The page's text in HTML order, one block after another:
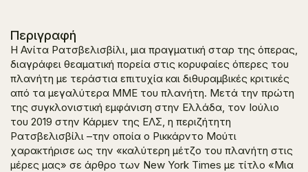
Περιγραφή
Η Ανίτα Ρατσβελισβίλι, μια πραγματική σταρ της όπερας,
διαγράφει θεαματική πορεία στις κορυφαίες όπερες του
πλανήτη με τεράστια επιτυχία και διθυραμβικές κριτικές
από τα μεγαλύτερα ΜΜΕ του πλανήτη. Μετά την πρώτη
της συγκλονιστική εμφάνιση στην Ελλάδα, τον Ιούλιο
του 2019 στην Κάρμεν της ΕΛΣ, η περιζήτητη
Ρατσβελισβίλι –την οποία ο Ρικκάρντο Μούτι
χαρακτήρισε ως την «καλύτερη μέτζο του πλανήτη στις
μέρες μας» σε άρθρο των New York Times με τίτλο «Μια